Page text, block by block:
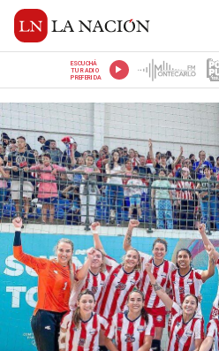
ESCUCHÁ
TU RADIO
PREFERIDA